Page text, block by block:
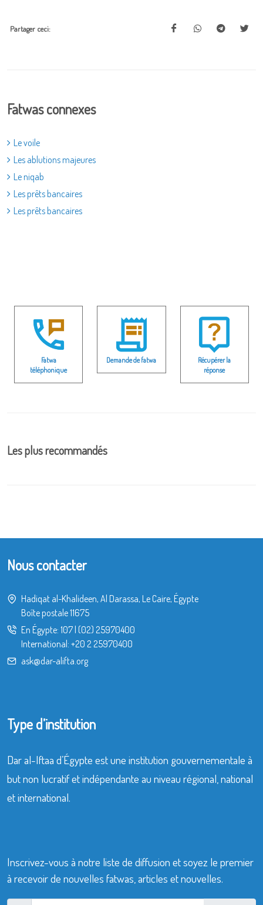
Partager ceci:
Fatwas connexes
Le voile
Les ablutions majeures
Le niqab
Les prêts bancaires
Les prêts bancaires
Fatwa
téléphonique
Demande de fatwa
Récupérer la
réponse
Les plus recommandés
Nous contacter
Hadiqat al-Khalideen, Al Darassa, Le Caire, Égypte
Boîte postale 11675
En Égypte: 107| (02) 25970400
International: +20 2 25970400
ask@dar-alifta.org
Type d’institution
Dar al-Iftaa d’Égypte est une institution gouvernementale à
but non lucratif et indépendante au niveau régional, national
et international.
Inscrivez-vous à notre liste de diffusion et soyez le premier
à recevoir de nouvelles fatwas, articles et nouvelles.